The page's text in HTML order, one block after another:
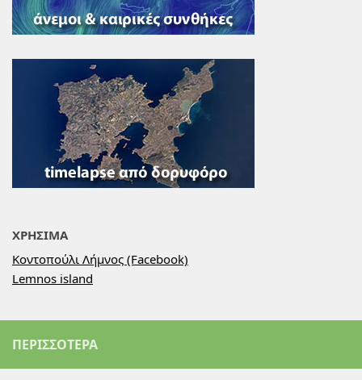
ΧΡΗΣΙΜΑ
Κοντοπούλι Λήμνος (Facebook)
Lemnos island
ΠΕΡΙΣΣΌΤΕΡΑ